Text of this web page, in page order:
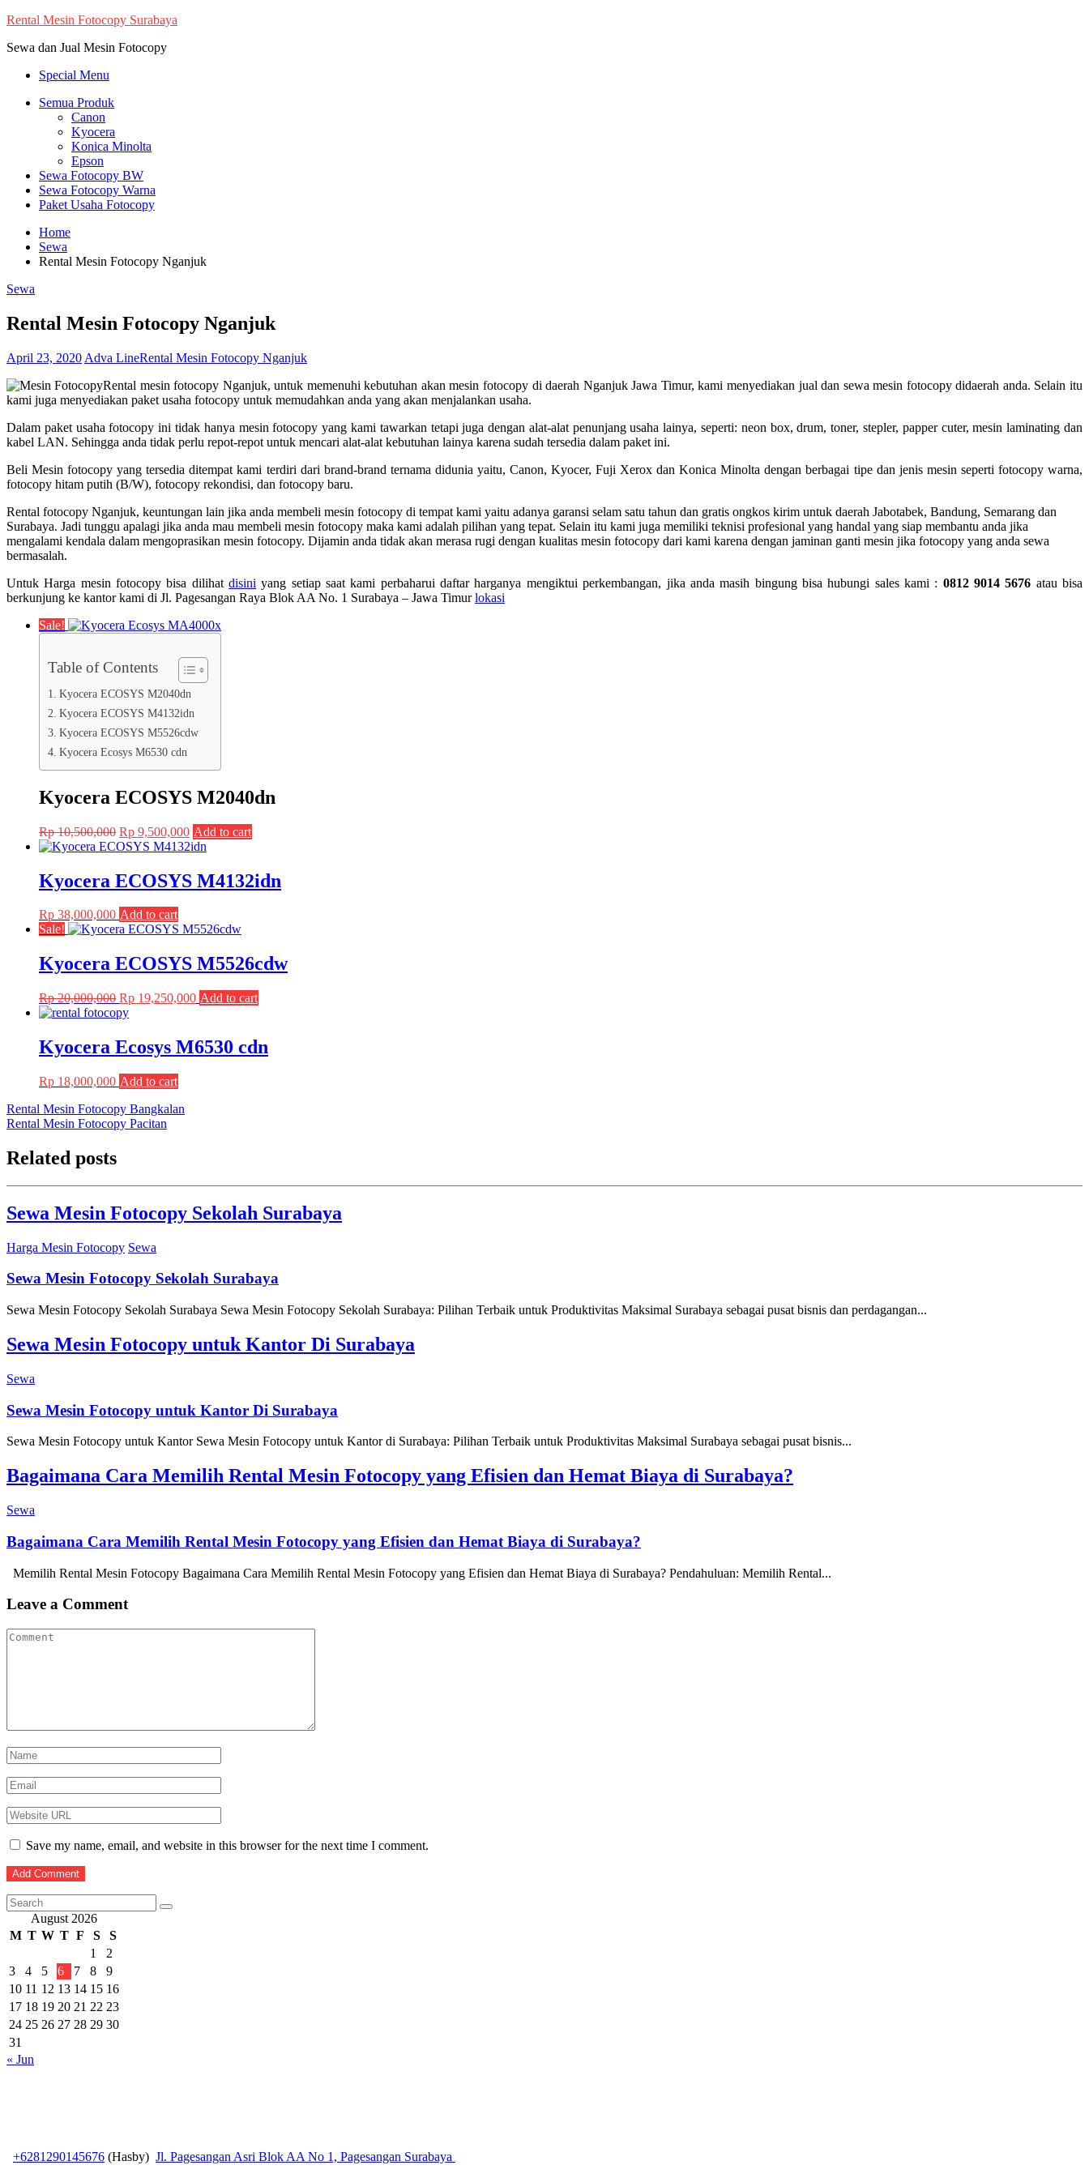
Skip
content
Rental Mesin Fotocopy Surabaya
Sewa dan Jual Mesin Fotocopy
Special Menu
Semua Produk
Canon
Kyocera
Konica Minolta
Epson
Sewa Fotocopy BW
Sewa Fotocopy Warna
Paket Usaha Fotocopy
Home
Sewa
Rental Mesin Fotocopy Nganjuk
Sewa
Rental Mesin Fotocopy Nganjuk
April 23, 2020 Adva LineRental Mesin Fotocopy Nganjuk
Rental mesin fotocopy Nganjuk, untuk memenuhi kebutuhan akan mesin fotocopy di daerah Nganjuk Jawa Timur, kami menyediakan jual dan sewa mesin fotocopy didaerah anda. Selain itu
kami juga menyediakan paket usaha fotocopy untuk memudahkan anda yang akan menjalankan usaha.
Dalam paket usaha fotocopy ini tidak hanya mesin fotocopy yang kami tawarkan tetapi juga dengan alat-alat penunjang usaha lainya, seperti: neon box, drum, toner, stepler, papper cuter, mesin laminating dan
kabel LAN. Sehingga anda tidak perlu repot-repot untuk mencari alat-alat kebutuhan lainya karena sudah tersedia dalam paket ini.
Beli Mesin fotocopy yang tersedia ditempat kami terdiri dari brand-brand ternama didunia yaitu, Canon, Kyocer, Fuji Xerox dan Konica Minolta dengan berbagai tipe dan jenis mesin seperti fotocopy warna,
fotocopy hitam putih (B/W), fotocopy rekondisi, dan fotocopy baru.
Rental fotocopy Nganjuk, keuntungan lain jika anda membeli mesin fotocopy di tempat kami yaitu adanya garansi selam satu tahun dan gratis ongkos kirim untuk daerah Jabotabek, Bandung, Semarang dan
Surabaya. Jadi tunggu apalagi jika anda mau membeli mesin fotocopy maka kami adalah pilihan yang tepat. Selain itu kami juga memiliki teknisi profesional yang handal yang siap membantu anda jika
mengalami kendala dalam mengoprasikan mesin fotocopy. Dijamin anda tidak akan merasa rugi dengan kualitas mesin fotocopy dari kami karena dengan jaminan ganti mesin jika fotocopy yang anda sewa
bermasalah.
Untuk Harga mesin fotocopy bisa dilihatdisini yang setiap saat kami perbaharui daftar harganya mengiktui perkembangan, jika anda masih bingung bisa hubungi sales kami : 0812 9014 5676 atau bisa
berkunjung ke kantor kami di Jl. Pagesangan Raya Blok AA No. 1 Surabaya – Jawa Timurlokasi
Sale!
Table of Contents
Kyocera ECOSYS M2040dn
Kyocera ECOSYS M4132idn
Kyocera ECOSYS M5526cdw
Kyocera Ecosys M6530 cdn
Kyocera ECOSYS M2040dn
Rp10,500,000 Original
price
Rp 10,500,000.
Rp 9,500,000Current
price
Rp 9,500,000.
Add to cart
Kyocera ECOSYS M4132idn
Rp 38,000,000 Add to cart
Sale!
Kyocera ECOSYS M5526cdw
Rp20,000,000 Original
price
Rp 20,000,000.
Rp 19,250,000Current
Rp 19,250,000.
Add to cart
Kyocera Ecosys M6530 cdn
Rp 18,000,000 Add to cart
Post
navigation
Rental Mesin Fotocopy Bangkalan
Rental Mesin Fotocopy Pacitan
Related posts
Sewa Mesin Fotocopy Sekolah Surabaya
Harga Mesin Fotocopy Sewa
Sewa Mesin Fotocopy Sekolah Surabaya
Sewa Mesin Fotocopy Sekolah Surabaya Sewa Mesin Fotocopy Sekolah Surabaya: Pilihan Terbaik untuk Produktivitas Maksimal Surabaya sebagai pusat bisnis dan perdagangan...
Sewa Mesin Fotocopy untuk Kantor Di Surabaya
Sewa
Sewa Mesin Fotocopy untuk Kantor Di Surabaya
Sewa Mesin Fotocopy untuk Kantor Sewa Mesin Fotocopy untuk Kantor di Surabaya: Pilihan Terbaik untuk Produktivitas Maksimal Surabaya sebagai pusat bisnis...
Bagaimana Cara Memilih Rental Mesin Fotocopy yang Efisien dan Hemat Biaya di Surabaya?
Sewa
Bagaimana Cara Memilih Rental Mesin Fotocopy yang Efisien dan Hemat Biaya di Surabaya?
Memilih Rental Mesin Fotocopy Bagaimana Cara Memilih Rental Mesin Fotocopy yang Efisien dan Hemat Biaya di Surabaya? Pendahuluan: Memilih Rental...
Leave a Comment
Save my name, email, and website in this browser for the next time I comment.
August 2026
M T W T F S
S
1
2
3
4 5 6 7 8
9
10 11 12 13 14 15 16
17 18 19 20 21 22 23
24 25 26 27 28 29 30
31
« Jun
+6281290145676 (Hasby) Jl. Pagesangan Asri Blok AA No 1, Pagesangan Surabaya